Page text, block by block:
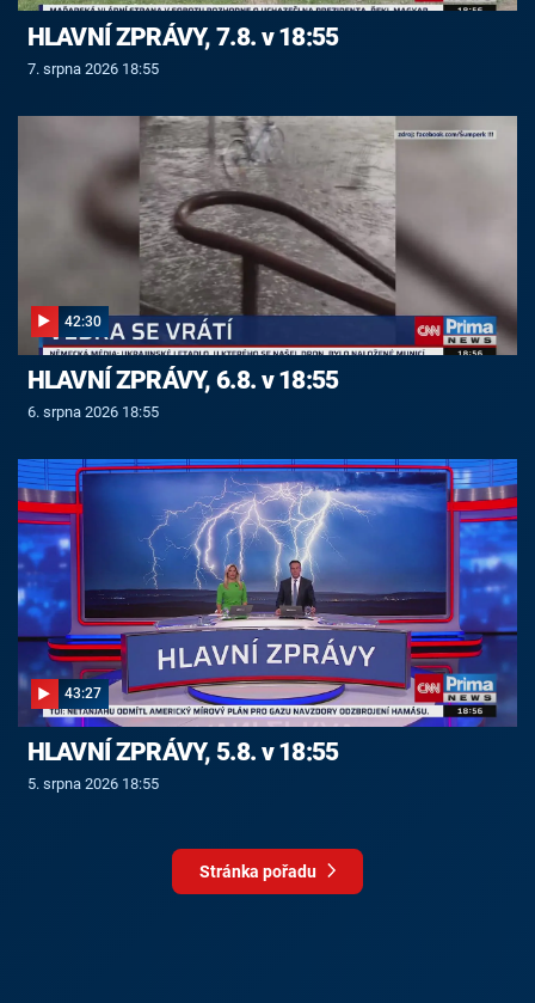
HLAVNÍ ZPRÁVY, 7.8. v 18:55
7. srpna 2026 18:55
42:30
HLAVNÍ ZPRÁVY, 6.8. v 18:55
6. srpna 2026 18:55
43:27
HLAVNÍ ZPRÁVY, 5.8. v 18:55
5. srpna 2026 18:55
Stránka pořadu